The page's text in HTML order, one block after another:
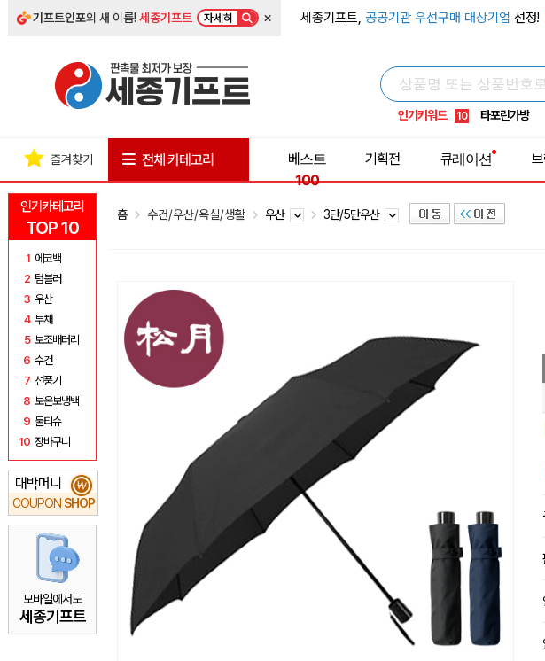
기프트인포의 새 이름!세종기프트 자세히 × 세종기프트, 공공기관 우선구매 대상기업 선정!
인기키워드
6 우산
9 넥쿨러
10 타포린가방
인기카테고리
TOP 10
1 에코백
2 텀블러
3 우산
4 부채
5 보조배터리
6 수건
7 선풍기
8 보온보냉백
9 물티슈
10 장바구니
대박머니
COUPON SHOP
₩
모바일에서도
세종기프트
즐겨찾기 전체 카테고리
베스트
100
기획전 큐레이션
홈 수건/우산/욕실/생활 우산 3단/5단우산